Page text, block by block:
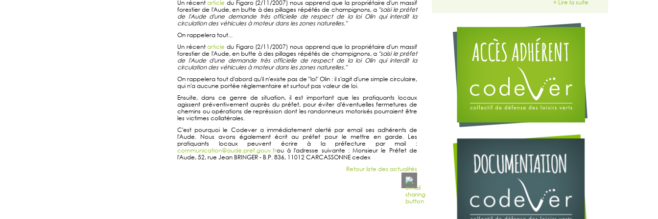
Un récentarticle du Figaro (2/11/2007) nous apprend que la propriétaire d'un massif
forestier de l'Aude, en butte à des pillages répétés de champignons, a "saisi le préfet
de l'Aude d'une demande très officielle de respect de la loi Olin qui interdit la
circulation des véhicules à moteur dans les zones naturelles."
On rappelera tout...
Un récentarticle du Figaro (2/11/2007) nous apprend que la propriétaire d'un massif
forestier de l'Aude, en butte à des pillages répétés de champignons, a "saisi le préfet
de l'Aude d'une demande très officielle de respect de la loi Olin qui interdit la
circulation des véhicules à moteur dans les zones naturelles."
On rappelera tout d'abord qu'il n'existe pas de "loi" Olin : il s'agit d'une simple circulaire,
qui n'a aucune portée réglementaire et surtout pas valeur de loi.
Ensuite, dans ce genre de situation, il est important que les pratiquants locaux
agissent préventivement auprès du préfet, pour éviter d'éventuelles fermetures de
chemins ou opérations de représsion dont les randonneurs motorisés pourraient être
les victimes collatérales.
C'est pourquoi le Codever a immédiatement alerté par email ses adhérents de
l'Aude. Nous avons également écrit au préfet pour le mettre en garde. Les
pratiquants locaux peuvent écrire à la préfecture par mail :
communication@aude.pref.gouv.frou à l'adresse suivante : Monsieur le Préfet de
l'Aude, 52, rue Jean BRINGER - B.P. 836, 11012 CARCASSONNE cedex
Retour liste des actualités
+ Lire la suite